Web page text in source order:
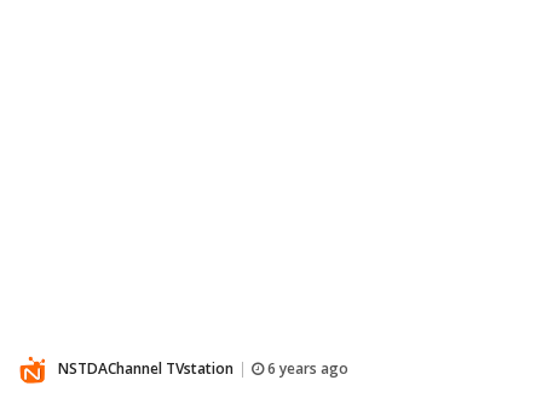
NSTDAChannel TVstation 6 years ago